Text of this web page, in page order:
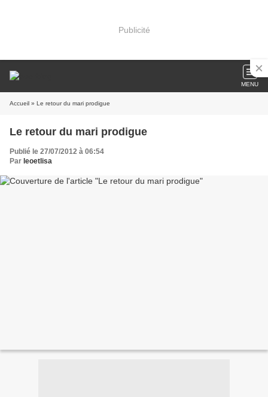
Publicité
MENU
Accueil » Le retour du mari prodigue
Le retour du mari prodigue
Publié le 27/07/2012 à 06:54
Par leoetlisa